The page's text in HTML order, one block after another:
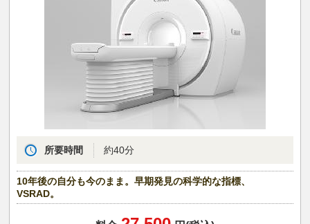
所要時間 約40分
10年後の自分も今のまま。早期発見の科学的な指標、
VSRAD。